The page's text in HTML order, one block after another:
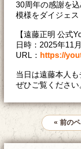
30周年の感謝を
模様をダイジェス
【遠藤正明 公式
日時：2025年11
URL： https://
当日は遠藤本人も
ぜひご覧ください
« 前の